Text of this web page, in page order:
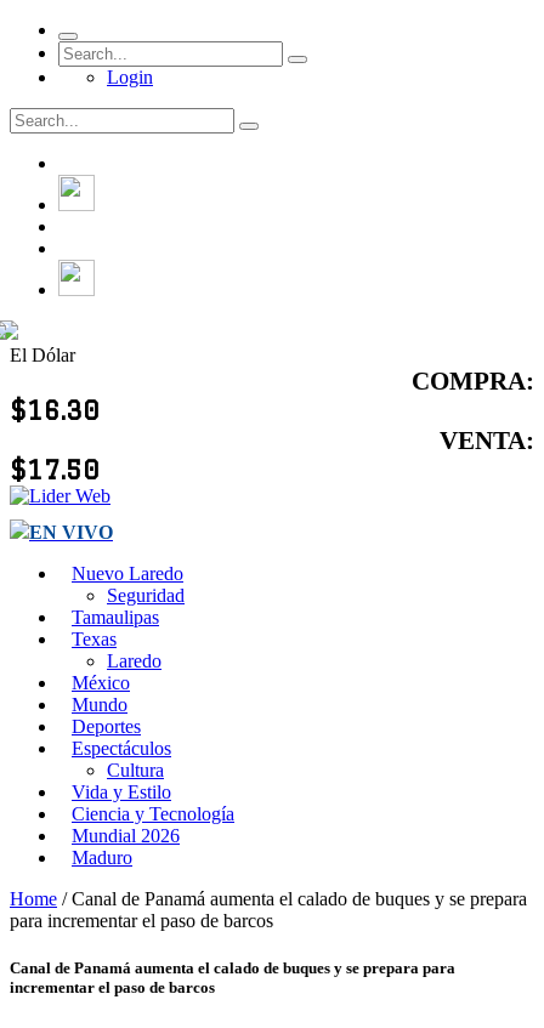
Login
El Dólar
COMPRA:
$16.30
VENTA:
$17.50
EN VIVO
Nuevo Laredo
Seguridad
Tamaulipas
Texas
Laredo
México
Mundo
Deportes
Espectáculos
Cultura
Vida y Estilo
Ciencia y Tecnología
Mundial 2026
Maduro
Home / Canal de Panamá aumenta el calado de buques y se prepara
para incrementar el paso de barcos
Canal de Panamá aumenta el calado de buques y se prepara para
incrementar el paso de barcos